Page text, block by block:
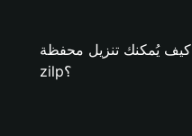
كيف يُمكنك تنزيل محفظة Bitget وإنشاء محفظة
zilp؟